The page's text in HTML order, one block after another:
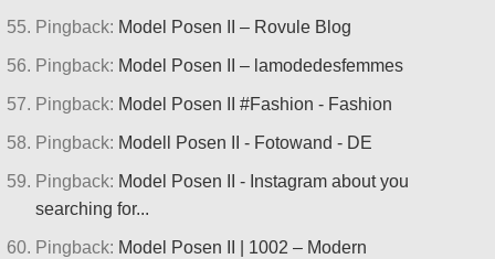
Pingback: Model Posen II – Rovule Blog
Pingback: Model Posen II – lamodedesfemmes
Pingback: Model Posen II #Fashion - Fashion
Pingback: Modell Posen II - Fotowand - DE
Pingback: Model Posen II - Instagram about you
searching for...
Pingback: Model Posen II | 1002 – Modern